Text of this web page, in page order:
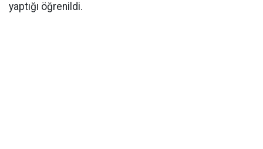
yaptığı öğrenildi.